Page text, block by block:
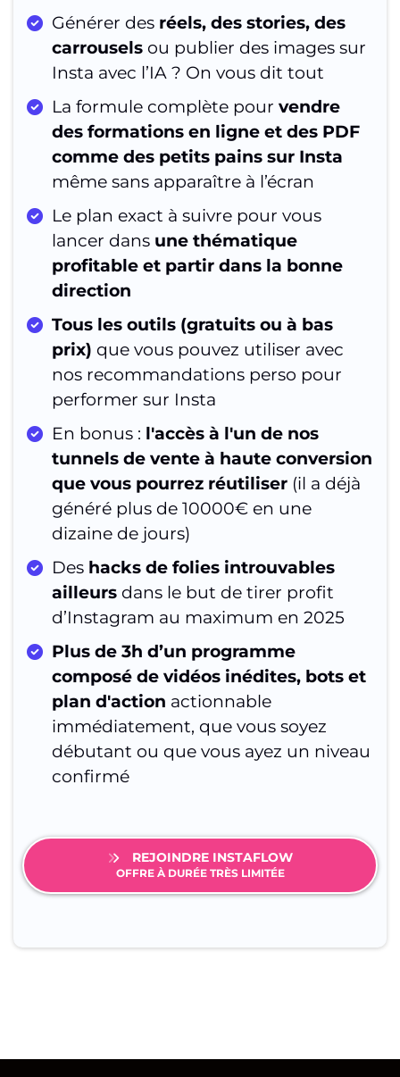
Générer des réels, des stories, des
carrousels ou publier des images sur
Insta avec l’IA ? On vous dit tout
La formule complète pour vendre
des formations en ligne et des PDF
comme des petits pains sur Insta
même sans apparaître à l’écran
Le plan exact à suivre pour vous
lancer dans une thématique
profitable et partir dans la bonne
direction
Tous les outils (gratuits ou à bas
prix) que vous pouvez utiliser avec
nos recommandations perso pour
performer sur Insta
En bonus : l'accès à l'un de nos
tunnels de vente à haute conversion
que vous pourrez réutiliser (il a déjà
généré plus de 10000€ en une
dizaine de jours)
Des hacks de folies introuvables
ailleurs dans le but de tirer profit
d’Instagram au maximum en 2025
Plus de 3h d’un programme
composé de vidéos inédites, bots et
plan d'action actionnable
immédiatement, que vous soyez
débutant ou que vous ayez un niveau
confirmé
REJOINDRE INSTAFLOW
OFFRE À DURÉE TRÈS LIMITÉE